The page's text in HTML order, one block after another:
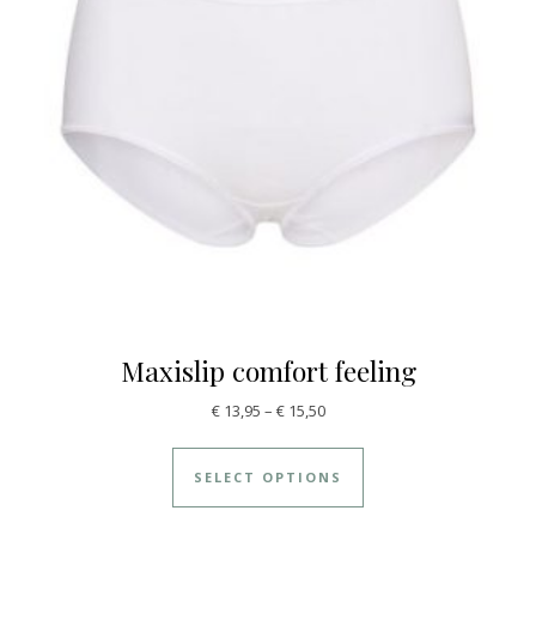
Maxislip comfort feeling
€13,95 – €15,50
SELECT OPTIONS